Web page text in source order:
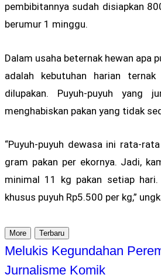
pembibitannya sudah disiapkan
berumur 1 minggu.
Dalam usaha beternak hewan apa
adalah kebutuhan harian
dilupakan. Puyuh-puyuh yang
menghabiskan pakan yang tidak
“Puyuh-puyuh dewasa ini rata-
gram pakan per ekornya. Jadi,
minimal 11 kg pakan setiap hari.
khusus puyuh Rp5.500 per kg,”
More Terbaru
Melukis Kegundahan
Jurnalisme Komik